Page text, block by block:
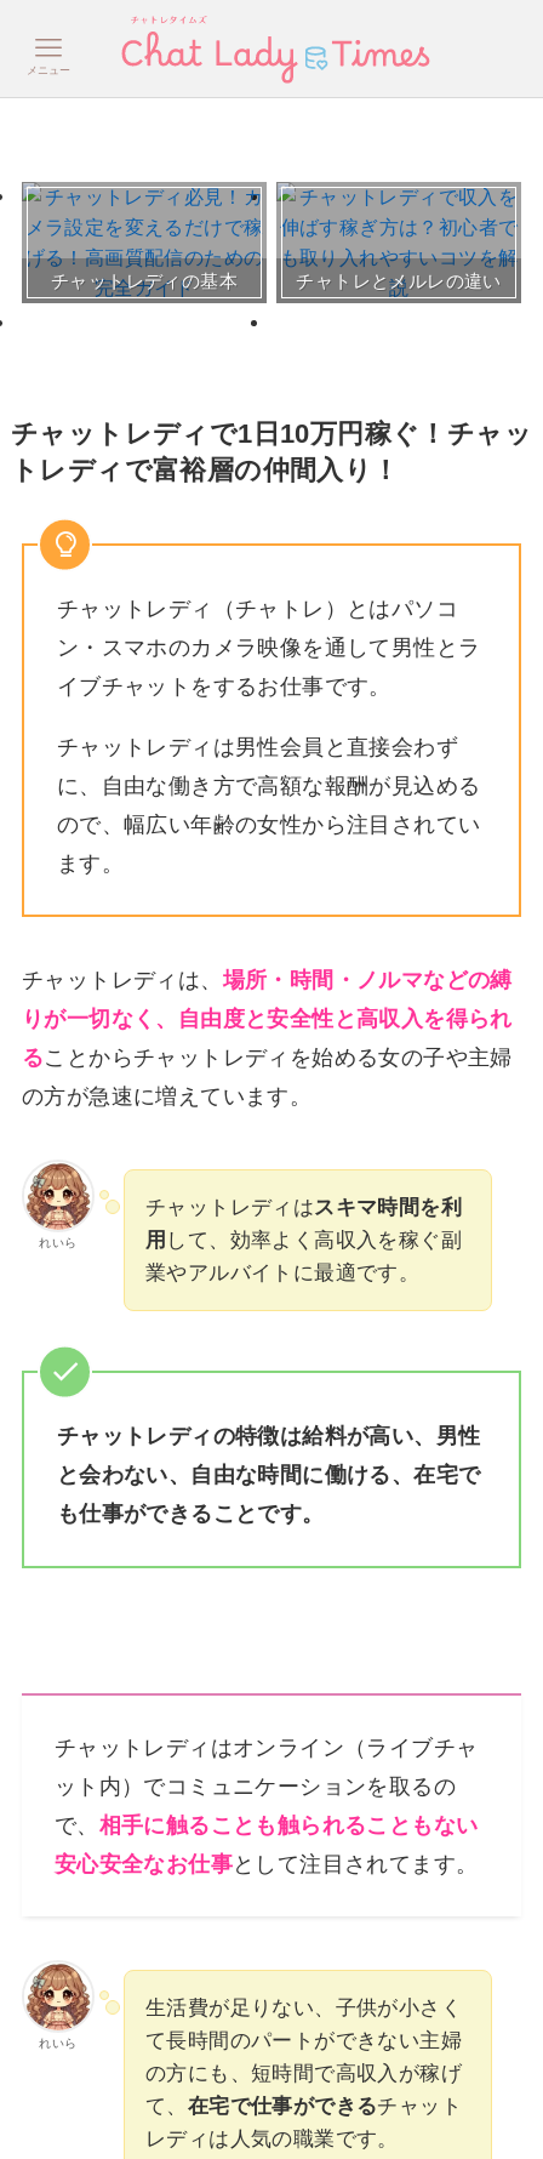
メニュー
チャットレディの基本 チャトレとメルレの違い
おすすめチャトレ事務所＆
サイト
30～50代向けサイト
チャットレディで1日10万円稼ぐ！チャッ
トレディで富裕層の仲間入り！
チャットレディ（チャトレ）とはパソコ
ン・スマホのカメラ映像を通して男性とラ
イブチャットをするお仕事です。
チャットレディは男性会員と直接会わず
に、自由な働き方で高額な報酬が見込める
ので、幅広い年齢の女性から注目されてい
ます。
チャットレディは、場所・時間・ノルマなどの縛
りが一切なく、自由度と安全性と高収入を得られ
ることからチャットレディを始める女の子や主婦
の方が急速に増えています。
れいら
チャットレディはスキマ時間を利
用 して、効率よく高収入を稼ぐ副
業やアルバイトに最適です。
チャットレディの特徴は給料が高い、男性
と会わない、自由な時間に働ける、在宅で
も仕事ができることです。
チャットレディはオンライン（ライブチャ
ット内）でコミュニケーションを取るの
で、 相手に触ることも触られることもない
安心安全なお仕事として注目されてます。
れいら
生活費が足りない、子供が小さく
て長時間のパートができない主婦
の方にも、短時間で高収入が稼げ
て、 在宅で仕事ができるチャット
レディは人気の職業です。